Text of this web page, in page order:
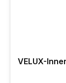
VELUX-